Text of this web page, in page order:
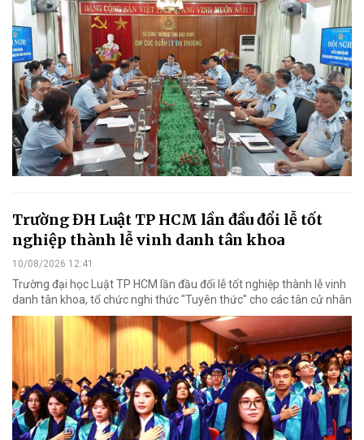
Trường ĐH Luật TP HCM lần đầu đổi lễ tốt
nghiệp thành lễ vinh danh tân khoa
10/08/2026 12:41
Trường đại học Luật TP HCM lần đầu đổi lễ tốt nghiệp thành lễ vinh
danh tân khoa, tổ chức nghi thức "Tuyên thức" cho các tân cử nhân